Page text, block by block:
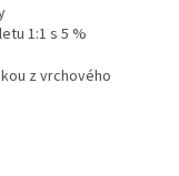
1:1 s 5 %
z vrchového